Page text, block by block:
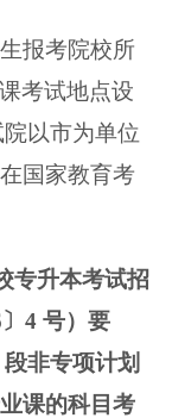
报考院校所
考试地点设
以市为单位
国家教育考
专升本考试招
4 号）要
非专项计划
课的科目考